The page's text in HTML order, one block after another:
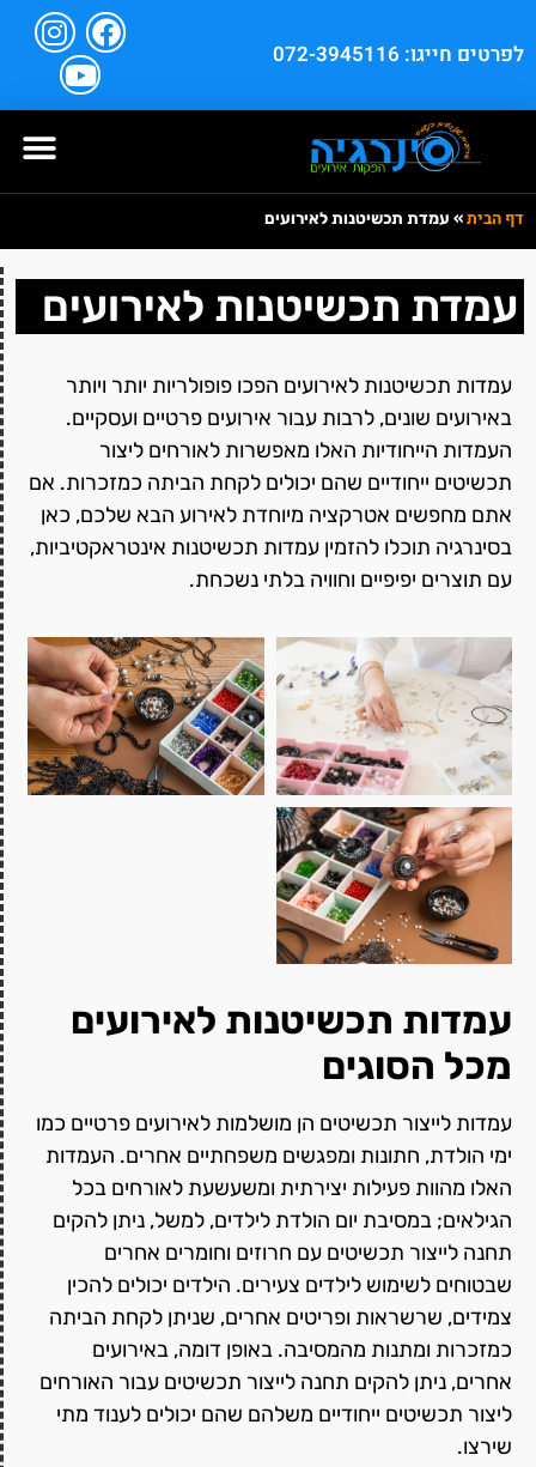
לפרטים חייגו: 072-3945116
דף הבית» עמדת תכשיטנות לאירועים
עמדת תכשיטנות לאירועים
עמדות תכשיטנות לאירועים הפכו פופולריות יותר ויותר
באירועים שונים, לרבות עבור אירועים פרטיים ועסקיים.
העמדות הייחודיות האלו מאפשרות לאורחים ליצור
תכשיטים ייחודיים שהם יכולים לקחת הביתה כמזכרות. אם
אתם מחפשים אטרקציה מיוחדת לאירוע הבא שלכם, כאן
בסינרגיה תוכלו להזמין עמדות תכשיטנות אינטראקטיביות,
עם תוצרים יפיפיים וחוויה בלתי נשכחת.
עמדות תכשיטנות לאירועים
מכל הסוגים
עמדות לייצור תכשיטים הן מושלמות לאירועים פרטיים כמו
ימי הולדת, חתונות ומפגשים משפחתיים אחרים. העמדות
האלו מהוות פעילות יצירתית ומשעשעת לאורחים בכל
הגילאים; במסיבת יום הולדת לילדים, למשל, ניתן להקים
תחנה לייצור תכשיטים עם חרוזים וחומרים אחרים
שבטוחים לשימוש לילדים צעירים. הילדים יכולים להכין
צמידים, שרשראות ופריטים אחרים, שניתן לקחת הביתה
כמזכרות ומתנות מהמסיבה. באופן דומה, באירועים
אחרים, ניתן להקים תחנה לייצור תכשיטים עבור האורחים
ליצור תכשיטים ייחודיים משלהם שהם יכולים לענוד מתי
שירצו.